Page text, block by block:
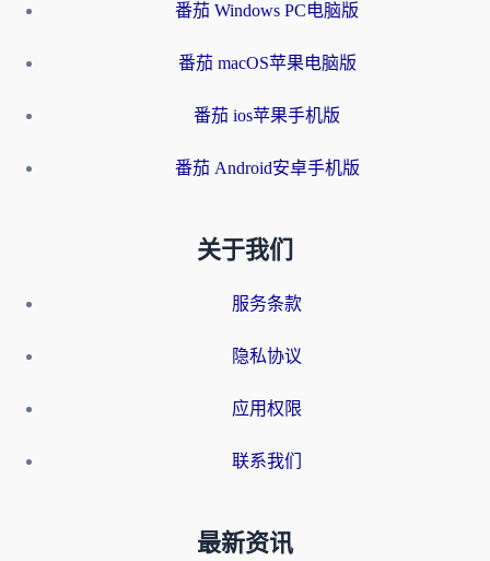
番茄 Windows PC电脑版
番茄 macOS苹果电脑版
番茄 ios苹果手机版
番茄 Android安卓手机版
关于我们
服务条款
隐私协议
应用权限
联系我们
最新资讯